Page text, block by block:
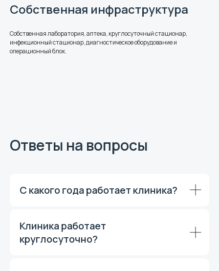
Собственная инфраструктура
Собственная лаборатория, аптека, круглосуточный стационар,
инфекционный стационар, диагностическое оборудование и
операционный блок.
Ответы на вопросы
С какого года работает клиника?
Клиника работает
круглосуточно?